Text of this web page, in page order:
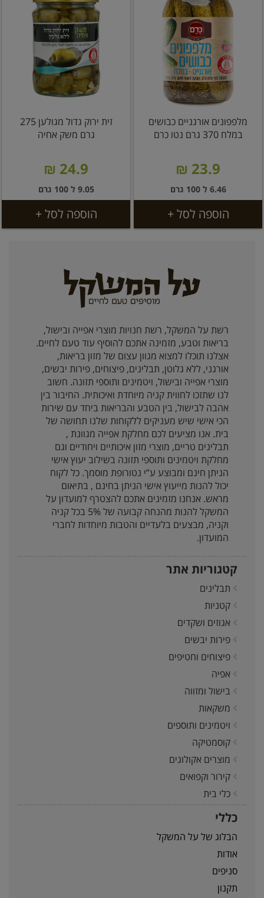
מלפפונים אורגניים כבושים
במלח 370 גרם נטו כרם
23.9 ₪
6.46 ל 100 גרם
הוספה לסל +
זית ירוק גדול מגולען 275
גרם משק אחיה
24.9 ₪
9.05 ל 100 גרם
הוספה לסל +
רשת על המשקל, רשת חנויות מוצרי אפייה ובישול,
בריאות וטבע, מזמינה אתכם להוסיף עוד טעם לחיים.
אצלנו תוכלו למצוא מגוון עצום של מזון בריאות,
אורגני, ללא גלוטן, תבלינים, פיצוחים, פירות יבשים,
מוצרי אפייה ובישול, ויטמינים ותוספי תזונה. חשוב
לנו שתזכו לחווית קניה מיוחדת ואיכותית. החיבור בין
אהבה לבישול, בין הטבע והבריאות ביחד עם שירות
הכי אישי שיש מעניקים ללקוחות שלנו תחושה של
בית. אנו מציעים לכם מחלקת אפייה מגוונת ,
תבלינים טריים, מוצרי מזון איכותיים ויחודיים וגם
מחלקת ויטמינים ותוספי תזונה בשילוב יעוץ אישי
הניתן חינם ומבוצע ע”י נטורופת מוסמך. כל לקוח
יכול להנות מייעוץ אישי הניתן בחינם , בתיאום
מראש. אנחנו מזמינים אתכם להצטרף למועדון על
המשקל להנות מהנחה קבועה של 5% בכל קניה
וקניה, מבצעים בלעדיים והטבות מיוחדות לחברי
המועדון.
קטגוריות אתר
תבלינים
קטניות
אגוזים ושקדים
פירות יבשים
פיצוחים וחטיפים
אפיה
בישול ומזווה
משקאות
ויטמינים ותוספים
קוסמטיקה
מוצרים אקולוגים
קירור וקפואים
כלי בית
כללי
הבלוג של על המשקל
אודות
סניפים
תקנון